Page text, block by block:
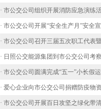
· 市公交公司组织开展消防应急演练
· 市公交公司开展“安全生产月”安全
· 市公交公司召开三届五次职工代表
· 日照公交能源集团到市公交公司考
· 市公交公司圆满完成“五一”小长假
· 爱心企业向市公交公司捐赠防疫物
· 市公交公司开展百日攻坚之绿化带